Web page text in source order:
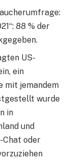
88 % der
US-
ein
mit jemandem
wurde
in
und
Chat oder